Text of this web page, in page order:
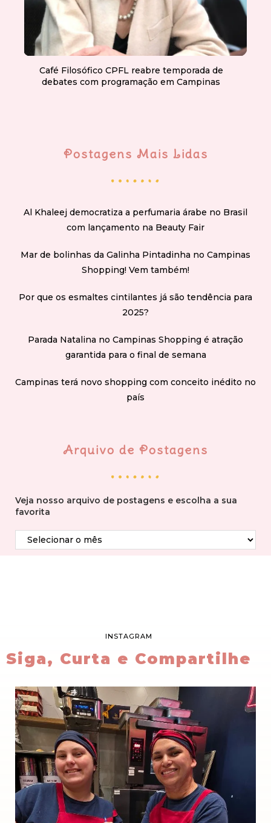
Café Filosófico CPFL reabre temporada de
debates com programação em Campinas
Postagens Mais Lidas
Al Khaleej democratiza a perfumaria árabe no Brasil
com lançamento na Beauty Fair
Mar de bolinhas da Galinha Pintadinha no Campinas
Shopping! Vem também!
Por que os esmaltes cintilantes já são tendência para
2025?
Parada Natalina no Campinas Shopping é atração
garantida para o final de semana
Campinas terá novo shopping com conceito inédito no
país
Arquivo de Postagens
Veja nosso arquivo de postagens e escolha a sua
favorita
INSTAGRAM
Siga, Curta e Compartilhe